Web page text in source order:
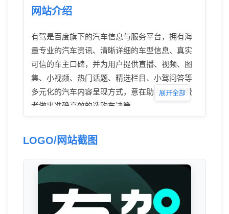
网站介绍
有驾是百度旗下的汽车信息与服务平台，拥有海
量专业的汽车资讯、清晰详细的车型信息、真实
可信的车主口碑，并为用户提供直播、视频、图
集、小视频、热门话题、精选栏目、小驾问答等
多元化的汽车内容呈现方式，意在助力汽车消费
者做出准确高效的选购车决策。
展开全部
LOGO/网站截图